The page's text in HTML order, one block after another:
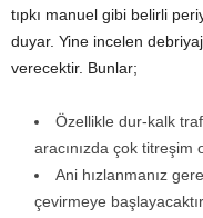
tıpkı manuel gibi belirli
duyar. Yine incelen
verecektir. Bunlar;
Özellikle dur-kalk
aracınızda çok titreşim
Ani hızlanmanız
çevirmeye